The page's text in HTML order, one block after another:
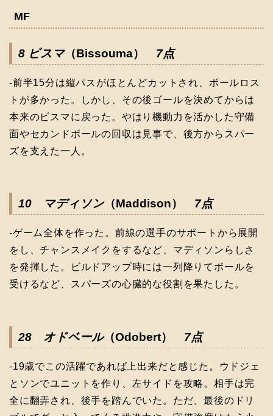
MF
8 ビスマ（Bissouma） 7点
-前半15分は縦パスがほとんどカットされ、ボールロス
トが多かった。しかし、その後ゴールを決めてからは
本来のビスマに戻った。やはり機動力を活かした守備
面やセカンドボールの回収は見事で、後方からスパー
ズを支えた一人。
10 マディソン（Maddison） 7点
-ゲーム全体を作った。前線の選手のサポートから展開
をし、チャンスメイクをするなど、マディソンらしさ
を発揮した。ビルドアップ時には一列降りてボールを
受けるなど、スパーズの心臓的な役割を果たした。
28 オドベール（Odobert） 7点
-19歳でこの活躍であれば上出来だと感じた。ウドジェ
とソンでユニットを作り、左サイドを攻略。相手は完
全に翻弄され、後手を踏んでいた。ただ、最後のドリ